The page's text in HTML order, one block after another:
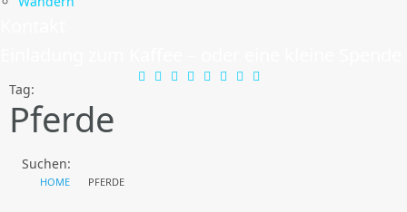
Tag:
Pferde
Suchen:
HOME PFERDE